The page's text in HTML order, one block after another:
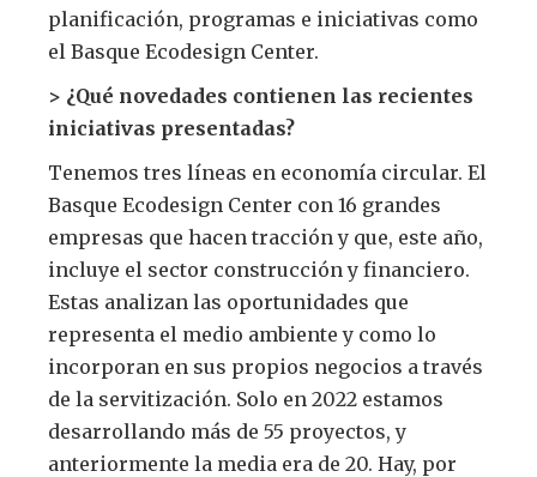
planificación, programas e iniciativas como
el Basque Ecodesign Center.
> ¿Qué novedades contienen las recientes
iniciativas presentadas?
Tenemos tres líneas en economía circular. El
Basque Ecodesign Center con 16 grandes
empresas que hacen tracción y que, este año,
incluye el sector construcción y financiero.
Estas analizan las oportunidades que
representa el medio ambiente y como lo
incorporan en sus propios negocios a través
de la servitización. Solo en 2022 estamos
desarrollando más de 55 proyectos, y
anteriormente la media era de 20. Hay, por